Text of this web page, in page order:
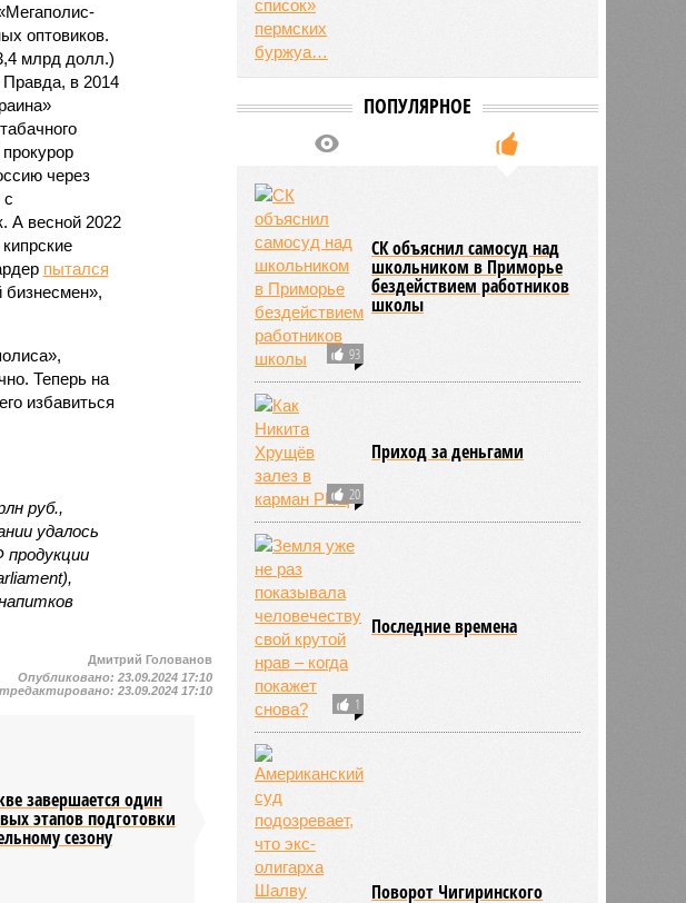
оптовиков.
млрд долл.)
Правда, в 2014
через
с
А весной 2022
пытался
бизнесмен»,
Теперь на
избавиться
руб.,
удалось
Дмитрий Голованов
Опубликовано:23.09.2024 17:10
23.09.2024 17:10
завершается один
этапов подготовки
сезону
ПОПУЛЯРНОЕ
93
СК объяснил самосуд над
школьником в Приморье
бездействием работников
школы
20
Приход за деньгами
1
Последние времена
Поворот Чигиринского